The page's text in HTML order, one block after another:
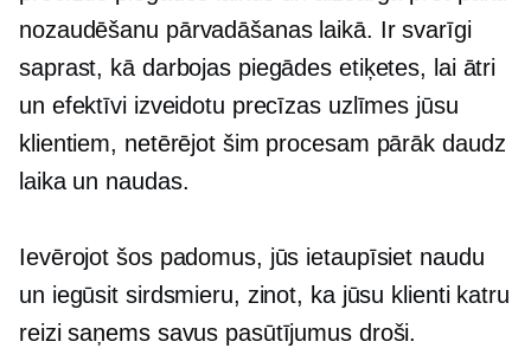
nozaudēšanu pārvadāšanas laikā. Ir svarīgi
saprast, kā darbojas piegādes etiķetes, lai ātri
un efektīvi izveidotu precīzas uzlīmes jūsu
klientiem, netērējot šim procesam pārāk daudz
laika un naudas.
Ievērojot šos padomus, jūs ietaupīsiet naudu
un iegūsit sirdsmieru, zinot, ka jūsu klienti katru
reizi saņems savus pasūtījumus droši.